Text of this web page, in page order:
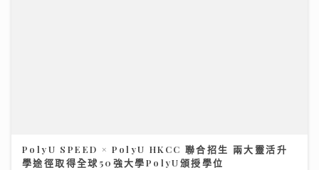
PolyU SPEED × PolyU HKCC 聯合招生 兩大靈活升
學途徑取得全球50強大學PolyU頒授學位